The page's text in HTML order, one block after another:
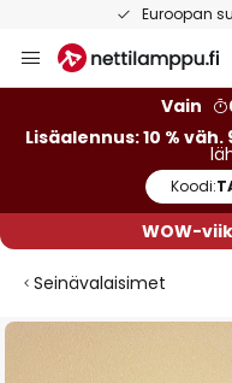
Euroopan
to
Vain
Lisäalennus: 10 %
Koodi:
WOW-
Seinävalaisimet
Skip